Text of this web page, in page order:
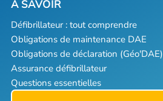
Défibrillateur : tout comprendre
Obligations de maintenance DAE
Obligations de déclaration (Géo'DAE)
Assurance défibrillateur
Questions essentielles